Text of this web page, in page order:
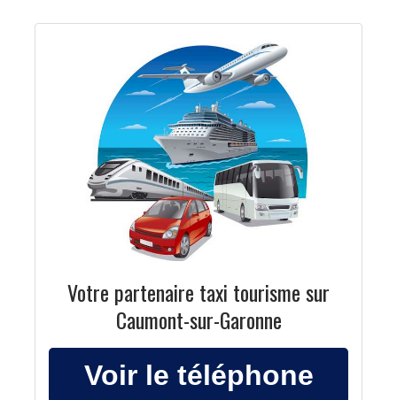
Votre partenaire taxi tourisme sur
Caumont-sur-Garonne